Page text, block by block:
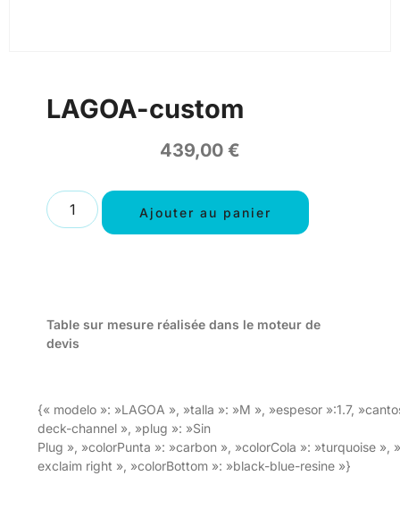
LAGOA-custom
439,00 €
Ajouter au panier
Table sur mesure réalisée dans le moteur de
devis
{« modelo »: »LAGOA », »talla »: »M », »espesor »:1.7,
deck-channel », »plug »: »Sin
Plug », »colorPunta »: »carbon », »colorCola »: »turquoise »,
exclaim right », »colorBottom »: »black-blue-resine »}